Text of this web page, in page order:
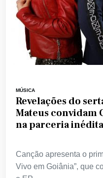
MÚSICA
Revelações do
Mateus convidam
na parceria
Canção apresenta o
Vivo em Goiânia”, que